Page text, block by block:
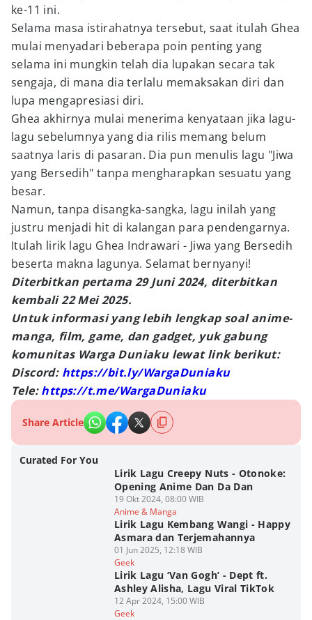
ke-11 ini.
Selama masa istirahatnya tersebut, saat itulah Ghea
mulai menyadari beberapa poin penting yang
selama ini mungkin telah dia lupakan secara tak
sengaja, di mana dia terlalu memaksakan diri dan
lupa mengapresiasi diri.
Ghea akhirnya mulai menerima kenyataan jika lagu-
lagu sebelumnya yang dia rilis memang belum
saatnya laris di pasaran. Dia pun menulis lagu "Jiwa
yang Bersedih" tanpa mengharapkan sesuatu yang
besar.
Namun, tanpa disangka-sangka, lagu inilah yang
justru menjadi hit di kalangan para pendengarnya.
Itulah lirik lagu Ghea Indrawari - Jiwa yang Bersedih
beserta makna lagunya. Selamat bernyanyi!
Diterbitkan pertama 29 Juni 2024, diterbitkan
kembali 22 Mei 2025.
Untuk informasi yang lebih lengkap soal anime-
manga, film, game, dan gadget, yuk gabung
komunitas Warga Duniaku lewat link berikut:
Discord: https://bit.ly/WargaDuniaku
Tele:https://t.me/WargaDuniaku
Share Article
Curated For You
Lirik Lagu Creepy Nuts - Otonoke:
Opening Anime Dan Da Dan
19 Okt 2024, 08:00 WIB
Anime & Manga
Lirik Lagu Kembang Wangi - Happy
Asmara dan Terjemahannya
01 Jun 2025, 12:18 WIB
Geek
Lirik Lagu ‘Van Gogh’ - Dept ft.
Ashley Alisha, Lagu Viral TikTok
12 Apr 2024, 15:00 WIB
Geek